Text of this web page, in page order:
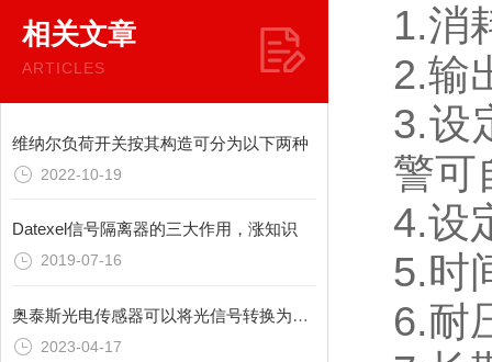
相关文章
ARTICLES
维纳尔负荷开关按其构造可分为以下两种
2022-10-19
Datexel信号隔离器的三大作用，涨知识
2019-07-16
奥泰斯光电传感器可以将光信号转换为电信号
2023-04-17
1.消
2.输
3.设
警可
4.设
5.时
6.耐